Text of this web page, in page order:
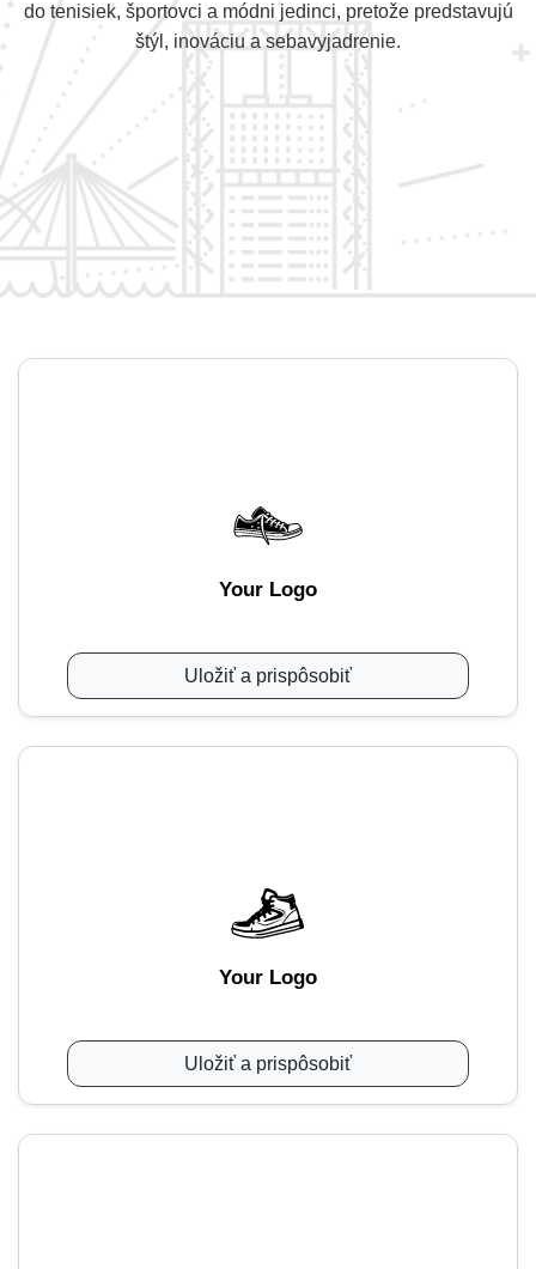
do tenisiek, športovci a módni jedinci, pretože predstavujú
štýl, inováciu a sebavyjadrenie.
Your Logo
Uložiť a prispôsobiť
Your Logo
Uložiť a prispôsobiť